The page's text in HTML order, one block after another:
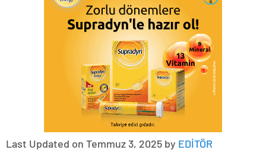
Last Updated on Temmuz 3, 2025 by EDİTÖR